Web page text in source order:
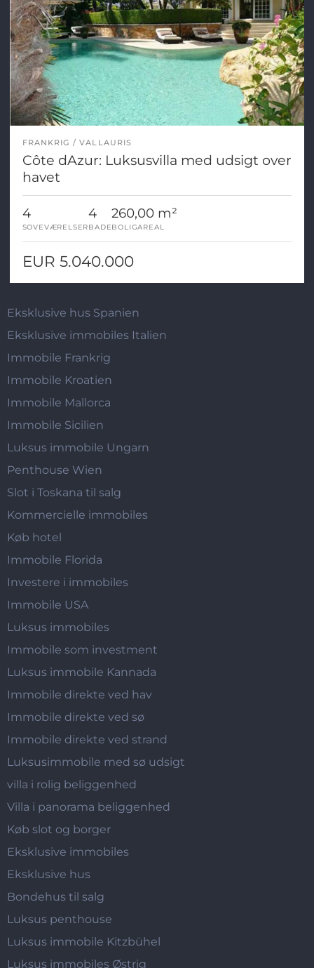
FRANKRIG VALLAURIS
Côte dAzur: Luksusvilla med udsigt over
havet
4
SOVEVÆRELSER
4
BADE
260,00 m²
BOLIGAREAL
EUR 5.040.000
Eksklusive hus Spanien
Eksklusive immobiles Italien
Immobile Frankrig
Immobile Kroatien
Immobile Mallorca
Immobile Sicilien
Luksus immobile Ungarn
Penthouse Wien
Slot i Toskana til salg
Kommercielle immobiles
Køb hotel
Immobile Florida
Investere i immobiles
Immobile USA
Luksus immobiles
Immobile som investment
Luksus immobile Kannada
Immobile direkte ved hav
Immobile direkte ved sø
Immobile direkte ved strand
Luksusimmobile med sø udsigt
villa i rolig beliggenhed
Villa i panorama beliggenhed
Køb slot og borger
Eksklusive immobiles
Eksklusive hus
Bondehus til salg
Luksus penthouse
Luksus immobile Kitzbühel
Luksus immobiles Østrig